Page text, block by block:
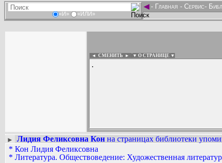
«И» «ИЛИ»
◄- Главная - Сервис-
◄ СМЕНИТЬ ► ▼ О СТРАНИЦЕ ▼
.
Вадим Ершов...
...
► Лидия Феликсовна Кон на страницах библиотеки
* Кон Лидия Феликсовна
* Литература. Обществоведение: Художественная